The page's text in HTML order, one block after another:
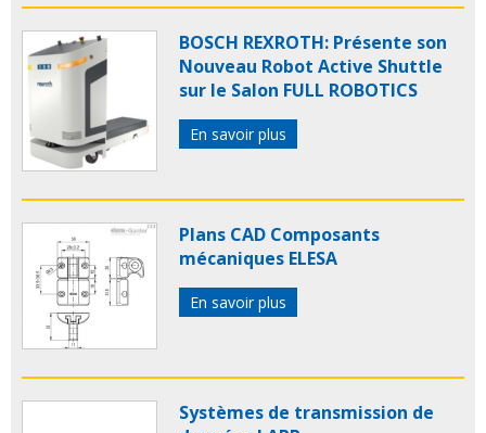
BOSCH REXROTH: Présente son
Nouveau Robot Active Shuttle
sur le Salon FULL ROBOTICS
En savoir plus
Plans CAD Composants
mécaniques ELESA
En savoir plus
Systèmes de transmission de